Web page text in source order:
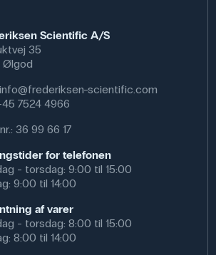
Scientific A/S
35
Ølgod
info@frederiksen-scientific.com
7524 4966
36 99 66 17
for telefonen
- torsdag: 9:00 til 15:00
9:00 til 14:00
af varer
- torsdag: 8:00 til 15:00
8:00 til 14:00